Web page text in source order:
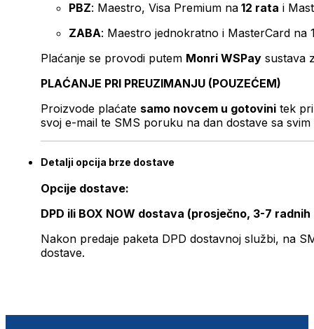
PBZ: Maestro, Visa Premium na 12 rata i
ZABA: Maestro jednokratno i MasterCard na
Plaćanje se provodi putem Monri WSPay sustava
PLAĆANJE PRI PREUZIMANJU (POUZEĆEM)
Proizvode plaćate samo novcem u gotovini tek
svoj e-mail te SMS poruku na dan dostave sa svim
Detalji opcija brze dostave
Opcije dostave:
DPD ili BOX NOW dostava (prosječno, 3-7 radnih
Nakon predaje paketa DPD dostavnoj službi, na
dostave.